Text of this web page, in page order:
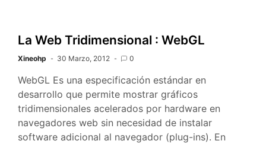
La Web Tridimensional : WebGL
Xineohp 30 Marzo, 2012 0
WebGL Es una especificación estándar en
desarrollo que permite mostrar gráficos
tridimensionales acelerados por hardware en
navegadores web sin necesidad de instalar
software adicional al navegador (plug-ins). En